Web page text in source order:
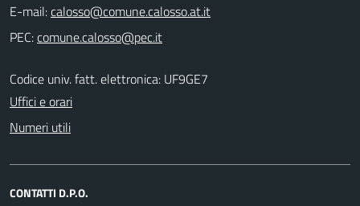
E-mail:
PEC:
Codice univ. fatt. elettronica: UF9GE7
Uffici e orari
Numeri utili
CONTATTI D.P.O.